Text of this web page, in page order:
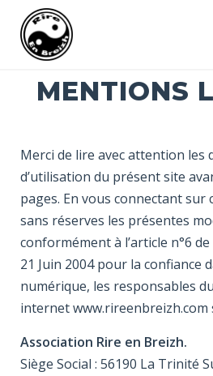
MENTIONS
Merci de lire avec attention les
d’utilisation du présent site
pages. En vous connectant sur
sans réserves les présentes
conformément à l’article n°6
21 Juin 2004 pour la confiance
numérique, les responsables
internet www.rireenbreizh.com
Association Rire en Breizh.
Siège Social : 56190 La Trinité